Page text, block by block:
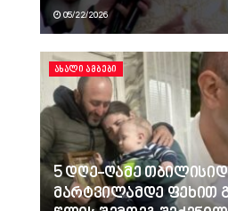
05/22/2026
ᲐᲮᲐᲚᲘ ᲐᲛᲑᲔᲑᲘ
5 დღე-ღამე
მარტვილამდე ფეხით